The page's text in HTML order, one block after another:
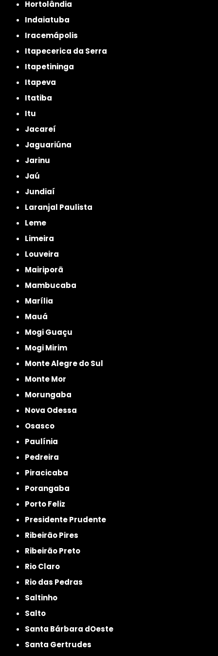
Hortolândia
Indaiatuba
Iracemápolis
Itapecerica da Serra
Itapetininga
Itapeva
Itatiba
Itu
Jacareí
Jaguariúna
Jarinu
Jaú
Jundiaí
Laranjal Paulista
Leme
Limeira
Louveira
Mairiporã
Mambucaba
Marília
Mauá
Mogi Guaçu
Mogi Mirim
Monte Alegre do Sul
Monte Mor
Morungaba
Nova Odessa
Osasco
Paulínia
Pedreira
Piracicaba
Porangaba
Porto Feliz
Presidente Prudente
Ribeirão Pires
Ribeirão Preto
Rio Claro
Rio das Pedras
Saltinho
Salto
Santa Bárbara dOeste
Santa Gertrudes